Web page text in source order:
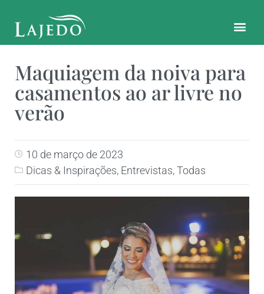
Maquiagem da noiva para
casamentos ao ar livre no
verão
10 de março de 2023
Dicas & Inspirações, Entrevistas,Todas